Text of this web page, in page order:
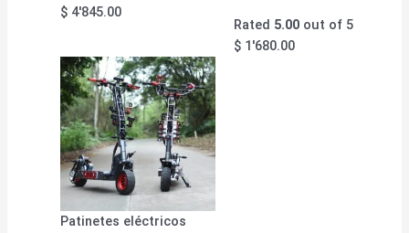
$ 4'845.00
Rated 5.00out of 5
$1'680.00
Patinetes eléctricos